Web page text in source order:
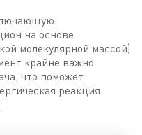
на основе
молекулярной массой)
крайне важно
что поможет
реакция